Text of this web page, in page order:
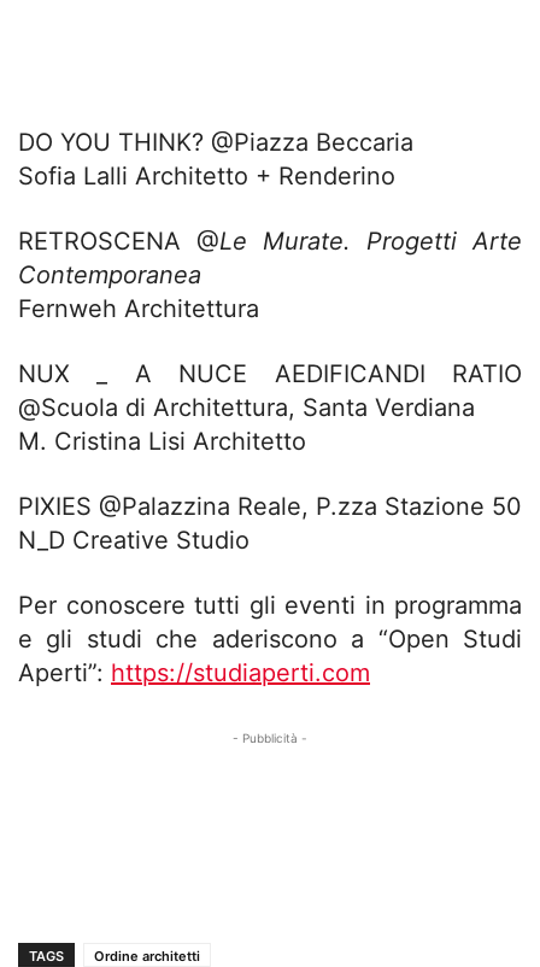
DO YOU THINK? @Piazza Beccaria
Sofia Lalli Architetto + Renderino
RETROSCENA @Le Murate. Progetti Arte
Contemporanea
Fernweh Architettura
NUX _ A NUCE AEDIFICANDI RATIO
@Scuola di Architettura, Santa Verdiana
M. Cristina Lisi Architetto
PIXIES @Palazzina Reale, P.zza Stazione 50
N_D Creative Studio
Per conoscere tutti gli eventi in programma
e gli studi che aderiscono a “Open Studi
Aperti”: https://studiaperti.com
- Pubblicità -
TAGS Ordine architetti